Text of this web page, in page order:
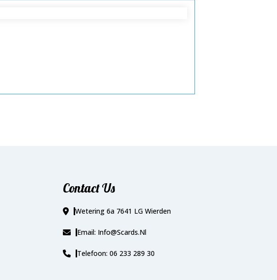
Contact Us
Wetering 6a 7641 LG Wierden
Email: Info@scards.nl
Telefoon: 06 233 289 30